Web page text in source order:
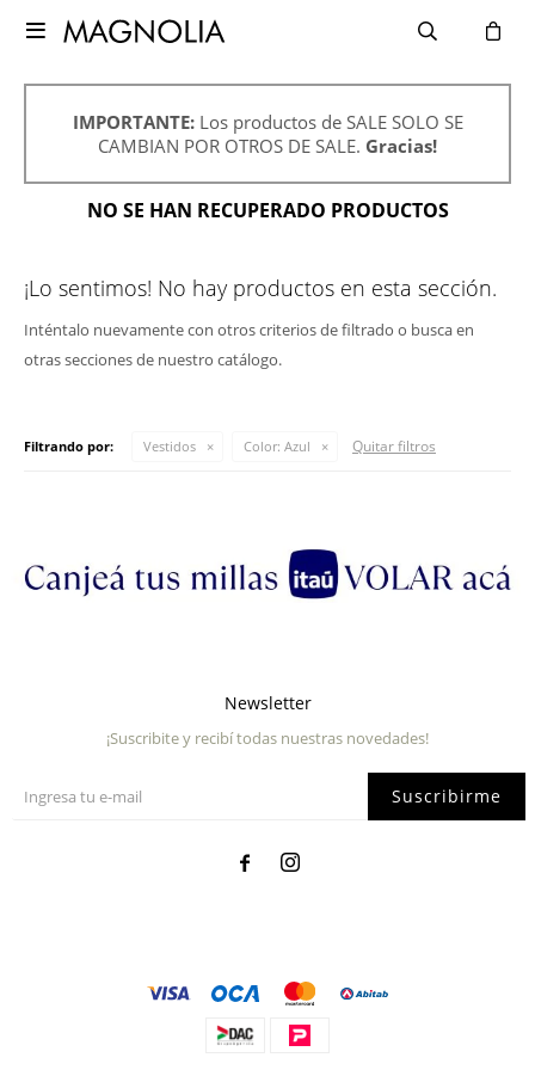

IMPORTANTE: Los productos de SALE SOLO SE
CAMBIAN POR OTROS DE SALE. Gracias!
NO SE HAN RECUPERADO PRODUCTOS
¡Lo sentimos! No hay productos en esta sección.
Inténtalo nuevamente con otros criterios de filtrado o busca en
otras secciones de nuestro catálogo.
Filtrando por: Vestidos Color: Azul Quitar filtros
Newsletter
¡Suscribite y recibí todas nuestras novedades!
Suscribirme
 